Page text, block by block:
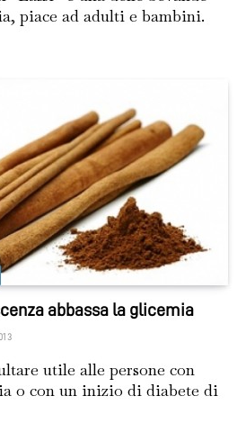
piace ad adulti e bambini.
abbassa la glicemia
utile alle persone con
o con un inizio di diabete di